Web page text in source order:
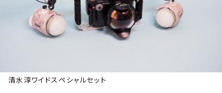
清水淳ワイドスペシャルセット